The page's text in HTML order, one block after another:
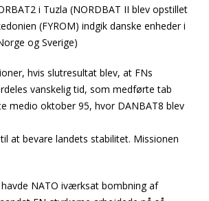
i Tuzla (NORDBAT II blev opstillet
(FYROM) indgik danske enheder i
og Sverige)
hvis slutresultat blev, at FNs
vanskelig tid, som medførte tab
medio oktober 95, hvor DANBAT8 blev
at bevare landets stabilitet. Missionen
NATO iværksat bombning af